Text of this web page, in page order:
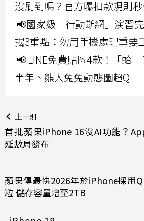
沒刷到嗎？官方曝扣款規則
📢國家級「行動斷網」演習
揭3重點：勿用手機處理重要
📢 LINE免費貼圖4款！「蛤
半年、熊大兔兔動態圖超Q
上一則
首批蘋果iPhone 16沒AI功能？
延數周發布
蘋果傳最快2026年於iPhone採用
粒 儲存容量增至2TB